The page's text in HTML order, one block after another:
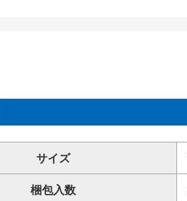
サイズ
梱包入数